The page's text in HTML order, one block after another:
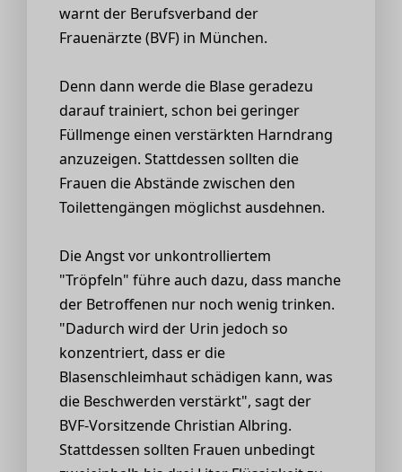
warnt der Berufsverband der
Frauenärzte (BVF) in München.
Denn dann werde die Blase geradezu
darauf trainiert, schon bei geringer
Füllmenge einen verstärkten Harndrang
anzuzeigen. Stattdessen sollten die
Frauen die Abstände zwischen den
Toilettengängen möglichst ausdehnen.
Die Angst vor unkontrolliertem
"Tröpfeln" führe auch dazu, dass manche
der Betroffenen nur noch wenig trinken.
"Dadurch wird der Urin jedoch so
konzentriert, dass er die
Blasenschleimhaut schädigen kann, was
die Beschwerden verstärkt", sagt der
BVF-Vorsitzende Christian Albring.
Stattdessen sollten Frauen unbedingt